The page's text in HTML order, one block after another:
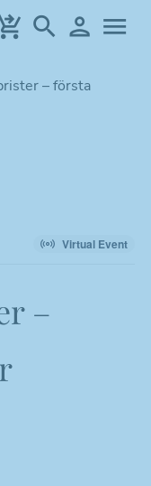
– första
Virtual Event
–